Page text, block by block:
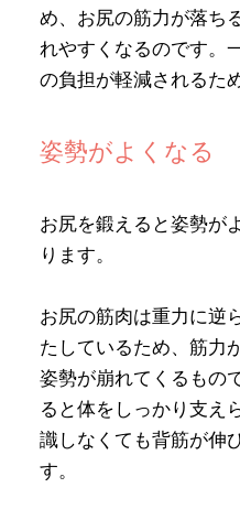
め、お尻の筋力が落ち
れやすくなるのです。
の負担が軽減されるた
姿勢がよくなる
お尻を鍛えると姿勢が
ります。
お尻の筋肉は重力に逆
たしているため、筋力
姿勢が崩れてくるもの
ると体をしっかり支え
識しなくても背筋が伸
す。